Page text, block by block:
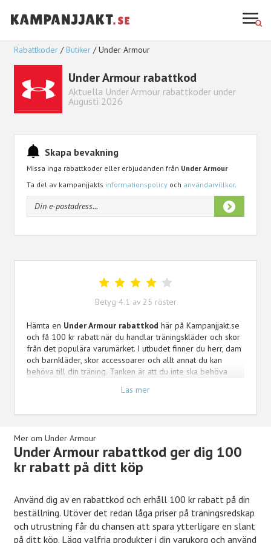
Rabattkoder Butiker Under Armour
Under Armour rabattkod
Aktuella Under Armour rabattkoder under
Augusti 2026
Betyg 4.1 av 25 röster
Hämta en Under Armour rabattkod här på Kampanjjakt.se
och få 100 kr rabatt när du handlar träningskläder och skor
från det populära varumärket. I utbudet finner du herr, dam
och barnkläder, skor accessoarer och allt annat du kan
behöva till din träning. Tanken är att du inte ska behöva
dina behov tillgodosedda. Istället finner du alla dina
att prenumerera på vårat nyhetsbrev för att inte gå miste
Läs mer
Skapa bevakning
Missa inga rabattkoder eller erbjudanden från Under Armour
Ta del av kampanjjakts informationspolicy och användarvillkor.
Mer om Under Armour
Under Armour rabattkod ger dig 100
kr rabatt på ditt köp
Använd dig av en rabattkod och erhåll 100 kr rabatt på din
beställning. Utöver det redan låga priser på träningsredskap
och utrustning får du chansen att spara ytterligare en slant
på ditt köp. Lägg valfria produkter i din varukorg och använd